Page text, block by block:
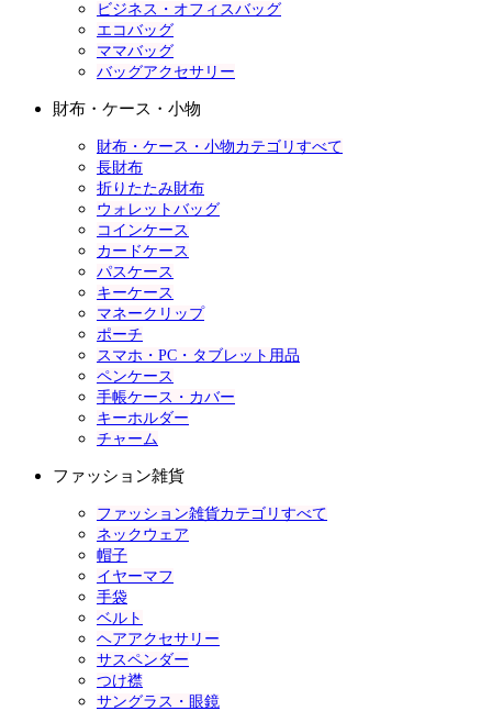
ビジネス・オフィスバッグ
エコバッグ
ママバッグ
バッグアクセサリー
財布・ケース・小物
財布・ケース・小物カテゴリすべて
長財布
折りたたみ財布
ウォレットバッグ
コインケース
カードケース
パスケース
キーケース
マネークリップ
ポーチ
スマホ・PC・タブレット用品
ペンケース
手帳ケース・カバー
キーホルダー
チャーム
ファッション雑貨
ファッション雑貨カテゴリすべて
ネックウェア
帽子
イヤーマフ
手袋
ベルト
ヘアアクセサリー
サスペンダー
つけ襟
サングラス・眼鏡